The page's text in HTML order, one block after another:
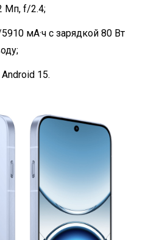
Мп, f/2.4;
мА·ч с зарядкой 80 Вт
15.